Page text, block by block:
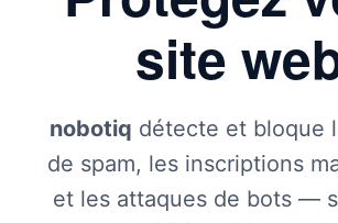
site
nobotiq détecte et bloque
de spam, les inscriptions
et les attaques de bots —